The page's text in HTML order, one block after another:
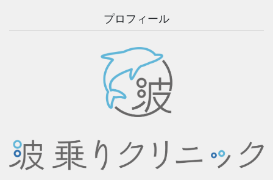
プロフィール